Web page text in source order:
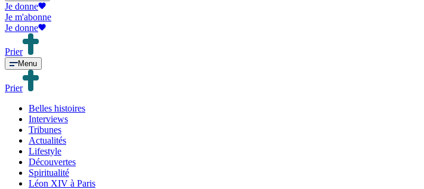
Je donne
Je m'abonne
Je donne
Prier
Menu
Prier
Belles histoires
Interviews
Tribunes
Actualités
Lifestyle
Découvertes
Spiritualité
Léon XIV à Paris